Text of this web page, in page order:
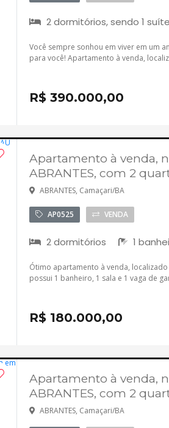
2 dormitórios, sendo 1 suíte
Você sempre sonhou em viver em um
para você! Apartamento à venda,
R$ 390.000,00
Apartamento à venda,
ABRANTES, com 2
ABRANTES, Camaçari/BA
AP0525 VENDA
2 dormitórios 1
Ótimo apartamento à venda,
possui 1 banheiro, 1 sala e 1 vaga de
R$ 180.000,00
Apartamento à venda,
ABRANTES, com 2
ABRANTES, Camaçari/BA